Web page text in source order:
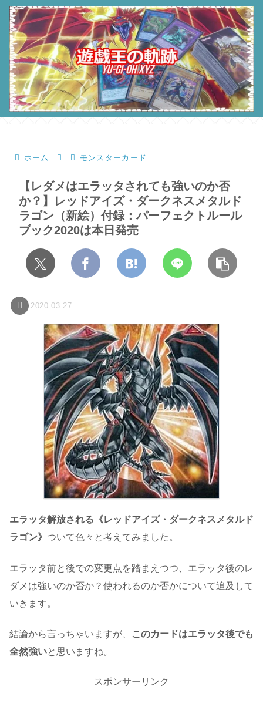
ホーム モンスターカード
【レダメはエラッタされても強いのか否
か？】レッドアイズ・ダークネスメタルド
ラゴン（新絵）付録：パーフェクトルール
ブック2020は本日発売
2020.03.27
エラッタ解放される《レッドアイズ・ダークネスメタルド
ラゴン》 ついて色々と考えてみました。
エラッタ前と後での変更点を踏まえつつ、エラッタ後のレ
ダメは強いのか否か？使われるのか否かについて追及して
いきます。
結論から言っちゃいますが、
このカードはエラッタ後でも
全然強いと思いますね。
スポンサーリンク